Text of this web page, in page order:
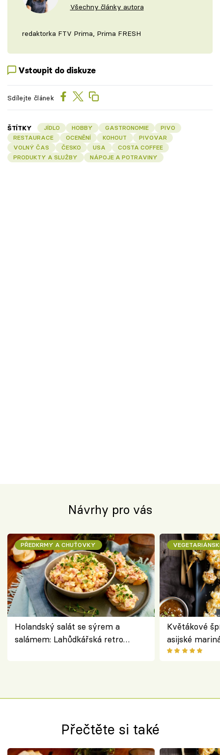
Všechny články autora
redaktorka FTV Prima, Prima FRESH
Vstoupit do diskuze
Sdílejte článek
ŠTÍTKY JÍDLO HOBBY GASTRONOMIE
PIVO
RESTAURACE
OCENĚNÍ KOHOUT
PIVOVAR
VOLNÝ ČAS
ČESKO USA
COSTA COFFEE
PRODUKTY A SLUŽBY
NÁPOJE A POTRAVINY
Návrhy pro vás
PŘEDKRMY A CHUŤOVKY
Holandský salát se sýrem a
salámem: Lahůdkářská retro
Květákové
asijské
chuťovka z
Přečtěte si také